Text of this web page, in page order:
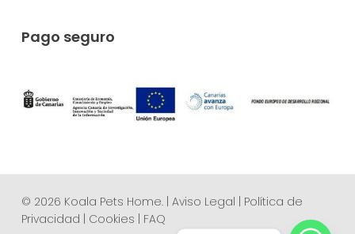
Pago seguro
© 2026 Koala Pets Home. | Aviso Legal
Política de
Privacidad
Cookies FAQ